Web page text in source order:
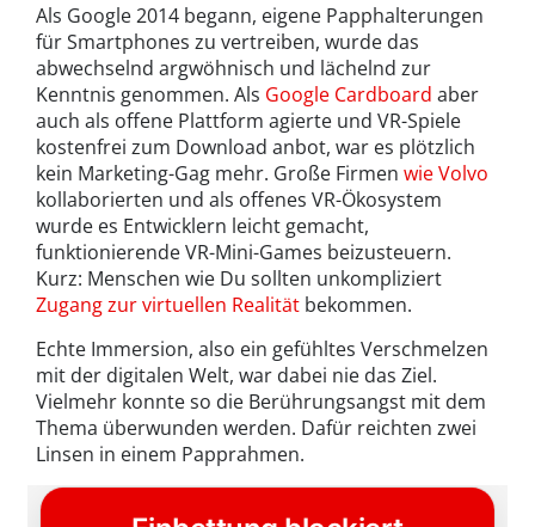
Als Google 2014 begann, eigene Papphalterungen
für Smartphones zu vertreiben, wurde das
abwechselnd argwöhnisch und lächelnd zur
Kenntnis genommen. Als Google Cardboard aber
auch als offene Plattform agierte und VR-Spiele
kostenfrei zum Download anbot, war es plötzlich
kein Marketing-Gag mehr. Große Firmen wie Volvo
kollaborierten und als offenes VR-Ökosystem
wurde es Entwicklern leicht gemacht,
funktionierende VR-Mini-Games beizusteuern.
Kurz: Menschen wie Du sollten unkompliziert
Zugang zur virtuellen Realität bekommen.
Echte Immersion, also ein gefühltes Verschmelzen
mit der digitalen Welt, war dabei nie das Ziel.
Vielmehr konnte so die Berührungsangst mit dem
Thema überwunden werden. Dafür reichten zwei
Linsen in einem Papprahmen.